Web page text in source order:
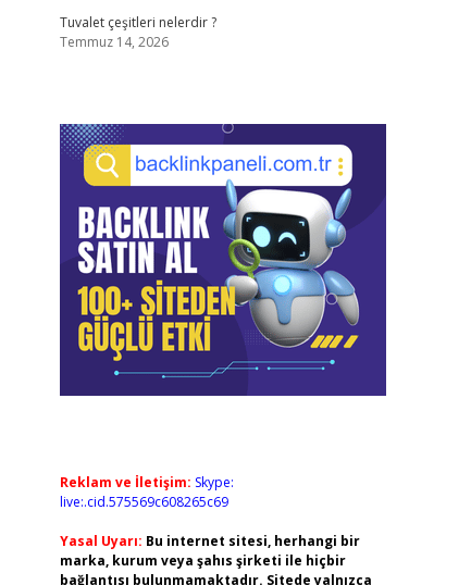
Tuvalet çeşitleri nelerdir ?
Temmuz 14, 2026
Reklam ve İletişim: Skype:
live:.cid.575569c608265c69
Yasal Uyarı: Bu internet sitesi, herhangi bir
marka, kurum veya şahıs şirketi ile hiçbir
bağlantısı bulunmamaktadır. Sitede yalnızca